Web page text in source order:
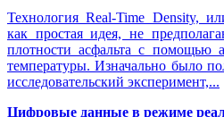
Технология Real-Time Density,
как простая идея, не
плотности асфальта с помощью
температуры. Изначально было
исследовательский эксперимент,...
Цифровые данные в режиме